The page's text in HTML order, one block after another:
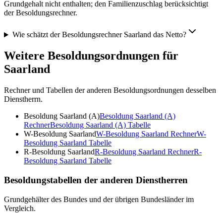
Grundgehalt nicht enthalten; den Familienzuschlag berücksichtigt
der Besoldungsrechner.
Wie schätzt der Besoldungsrechner Saarland das Netto?
Weitere Besoldungsordnungen für
Saarland
Rechner und Tabellen der anderen Besoldungsordnungen desselben
Dienstherrn.
Besoldung Saarland (A)Besoldung Saarland (A)
RechnerBesoldung Saarland (A) Tabelle
W-Besoldung SaarlandW-Besoldung Saarland RechnerW-
Besoldung Saarland Tabelle
R-Besoldung SaarlandR-Besoldung Saarland RechnerR-
Besoldung Saarland Tabelle
Besoldungstabellen der anderen Dienstherren
Grundgehälter des Bundes und der übrigen Bundesländer im
Vergleich.